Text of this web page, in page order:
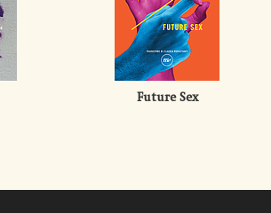
Future Sex